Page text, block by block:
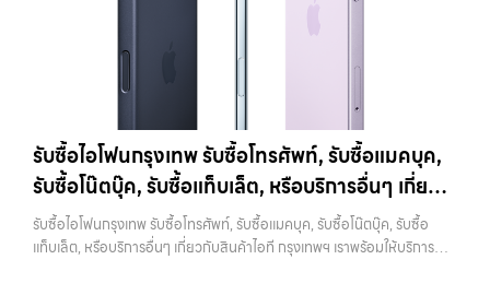
เพราะมูลค่าของเครื่องไม่ได้ขึ้นอยู่แค่ยี่ห้อ แต่ขึ้นอยู่กับสภาพจริง ความครบ
ชุด และความสะดวกในการขายของคุณ เราจึงตั้งใจให้บริการในเขต
ลาดพร้าว, รัชดา, บางรัก, แจ้งวัฒนะ, บางแค, วัชรพล, รามอินทรา, บางนา,
บางพลี, เกษตรนวมินทร์, เสนานิคม, วังหิน อย่างเต็มที่ ไม่ว่าคุณจะค้นหาคำ
ว่า “รับซื้อมือถือใกล้ฉัน”, “รับซื้อโทรศัพท์มือสองกรุงเทพ”, “ขาย iPad ได้
ราคาสูง” — ที่นี่คือคำตอบ เพราะบริการของเรามุ่งตรงให้คุณได้รับราคาและ
ความสะดวกสบายที่เหนือกว่า เลือกเราแล้วคุณจะได้บริการที่คุณไว้วางใจ
พร้อมทีมงานที่พร้อมอำนวยความสะดวก นัดรับถึงที่ ตรวจสภาพอย่างมือ
อาชีพ และจ่ายเงินทันที ทั้งหมดนี้เพื่อให้การขายอุปกรณ์ของคุณเป็นเรื่อง
ง่ายขึ้น ดีกว่า รวดเร็วกว่า และคุ้มค่ากว่า ทำไมต้องเลือกเรา ผู้เชี่ยวชาญด้าน
การให้บริการ รับซื้อมือถือ iPhone, Samsung, ไอแพด แท็บเล็ตทุกยี่ห้อ ใน
ยินดีต้อนรับสู่ “รับซื้อขายมือถือ.com” เว็บไซต์ที่คุณไว้วางใจได้ สำหรับ
บริการ รับซื้อ มือถือ iPhone, Samsung, iPad, แท็บเล็ต ทุกยี่ห้อ ให้ราคา
สูง พร้อมจ่ายเงินทันที ครอบคลุมพื้นที่ ลาดพร้าว, รัชดา, บางรัก,
แจ้งวัฒนะ, บางแค, วัชรพล, รามอินทรา และเขตกรุงเทพฯ ใกล้ “ใกล้ ฉัน”
ที่สุด ในยุคที่สมาร์ทโฟน แท็บเล็ต และอุปกรณ์ไอทีใหม่ๆ เปลี่ยนรุ่นกันแทบ
ทุกช่วงเวลา อุปกรณ์ที่คุณใช้แล้วอาจกลายเป็นของที่ไม่ได้ใช้งานอยู่เฉยๆ
เว็บไซต์ของเราจึงเกิดขึ้นเพื่อเป็นทางเลือกให้คุณสามารถเปลี่ยนอุปกรณ์ที่
รับซื้อมือถือ, รับซื้อโทรศัพท์, รับซื้อโน๊ตบุ๊ค, รับซื้อแท็บเล็ต, รับซื้อสินค้าไอที
กรุงเทพมหานคร อย่างครบวงจร ไม่ว่าคุณจะอยู่โซนเมืองหรือเขตชานเมือง
รับซื้อไอโฟนกรุงเทพ รับซื้อโทรศัพท์, รับซื้อแมคบุค,
รับซื้อโน๊ตบุ๊ค, รับซื้อแท็บเล็ต, หรือบริการอื่นๆ เกี่ยว
กับสินค้าไอที กรุงเทพฯ เราพร้อมให้บริการครบวงจร
รับซื้อไอโฟนกรุงเทพ รับซื้อโทรศัพท์, รับซื้อแมคบุค, รับซื้อโน๊ตบุ๊ค, รับซื้อ
แท็บเล็ต, หรือบริการอื่นๆ เกี่ยวกับสินค้าไอที กรุงเทพฯ เราพร้อมให้บริการ